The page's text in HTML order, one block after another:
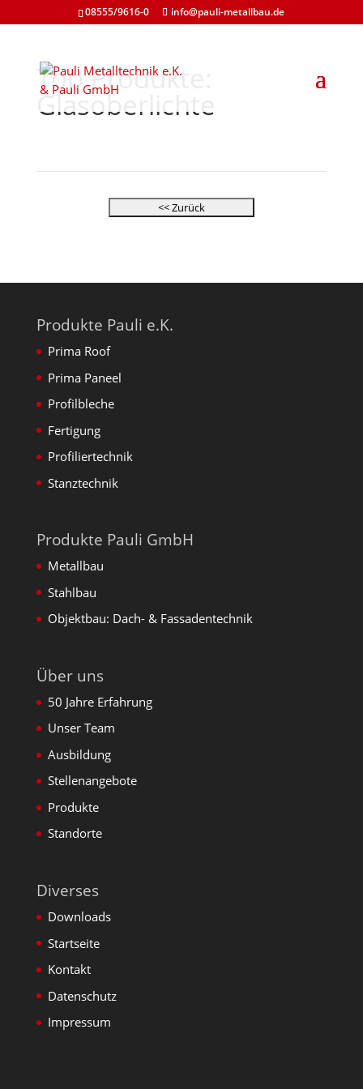
08555/9616-0 info@pauli-metallbau.de
Top Produkte:
Glasoberlichte
Produkte Pauli e.K.
Prima Roof
Prima Paneel
Profilbleche
Fertigung
Profiliertechnik
Stanztechnik
Produkte Pauli GmbH
Metallbau
Stahlbau
Objektbau: Dach- & Fassadentechnik
Über uns
50 Jahre Erfahrung
Unser Team
Ausbildung
Stellenangebote
Produkte
Standorte
Diverses
Downloads
Startseite
Kontakt
Datenschutz
Impressum